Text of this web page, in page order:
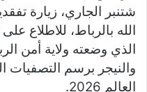
شتنبر الجاري، زيارة
الله بالرباط، للاطلاع
الذي وضعته ولاية أمن
والنيجر برسم
العالم 2026.